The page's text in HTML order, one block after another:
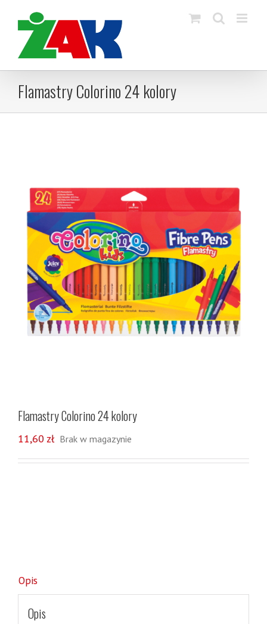
content
Flamastry Colorino 24 kolory
Flamastry Colorino 24 kolory
11,60 zł Brak w magazynie
Opis
Opis